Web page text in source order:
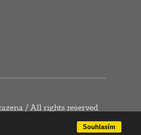
/ All rights reserved
Souhlasím